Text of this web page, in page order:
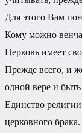
Для этого Вам
Кому можно
Церковь имеет
Прежде всего, и
одной вере и
Единство
церковного брака.